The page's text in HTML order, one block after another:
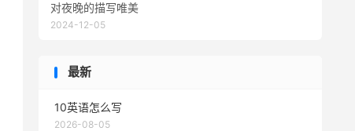
对夜晚的描写唯美
2024-12-05
最新
10英语怎么写
2026-08-05